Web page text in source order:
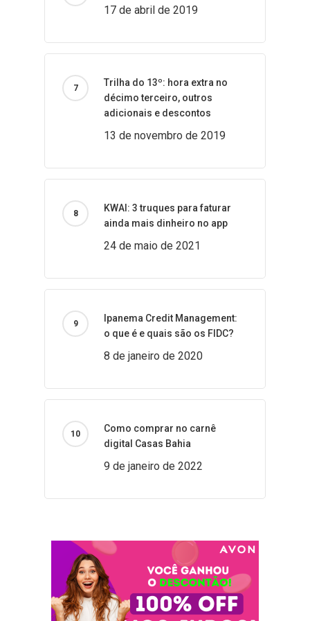
17 de abril de 2019
Trilha do 13º: hora extra no
décimo terceiro, outros
adicionais e descontos
13 de novembro de 2019
KWAI: 3 truques para faturar
ainda mais dinheiro no app
24 de maio de 2021
Ipanema Credit Management:
o que é e quais são os FIDC?
8 de janeiro de 2020
Como comprar no carnê
digital Casas Bahia
9 de janeiro de 2022